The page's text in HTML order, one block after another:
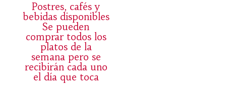
Postres, cafés y
bebidas disponibles
Se pueden
comprar todos los
platos de la
semana pero se
recibirán cada uno
el día que toca